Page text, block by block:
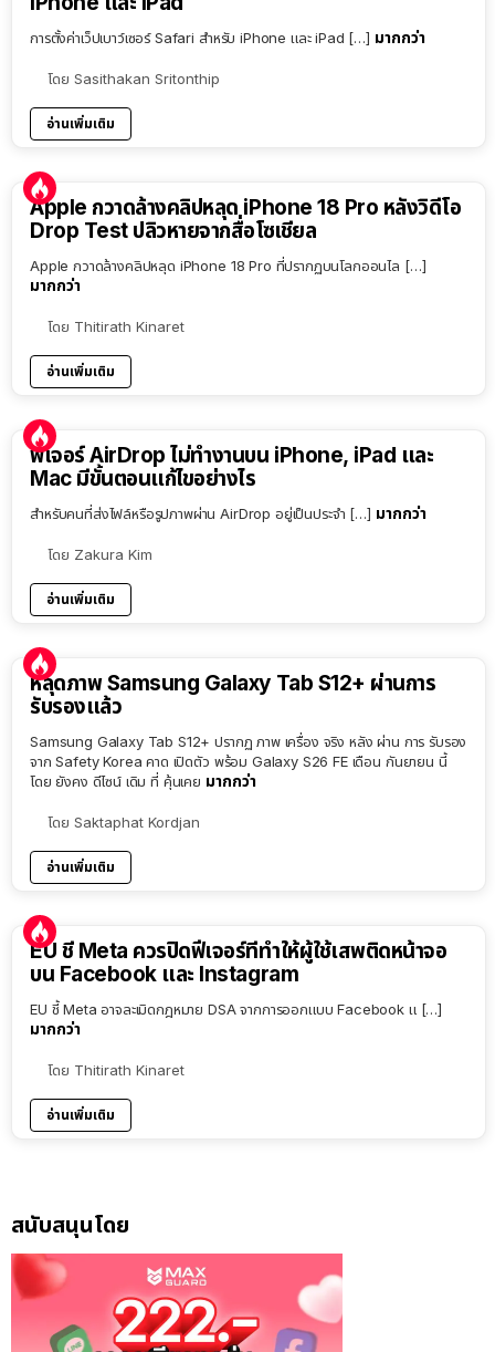
การตั้งค่าเว็ปเบาว์เซอร์ Safari สำหรับ iPhone และ iPad […] มากกว่า
โดย Sasithakan Sritonthip
อ่านเพิ่มเติม
Apple กวาดล้างคลิปหลุด iPhone 18 Pro หลังวิดีโอ
Drop Test ปลิวหายจากสื่อโซเชียล
Apple กวาดล้างคลิปหลุด iPhone 18 Pro ที่ปรากฏบนโลกออนไล […]
มากกว่า
โดย Thitirath Kinaret
อ่านเพิ่มเติม
ฟีเจอร์ AirDrop ไม่ทำงานบน iPhone, iPad และ
Mac มีขั้นตอนแก้ไขอย่างไร
สำหรับคนที่ส่งไฟล์หรือรูปภาพผ่าน AirDrop อยู่เป็นประจำ […] มากกว่า
โดย Zakura Kim
อ่านเพิ่มเติม
หลุดภาพ Samsung Galaxy Tab S12+ ผ่านการ
รับรองแล้ว
Samsung Galaxy Tab S12+ ปรากฏ ภาพ เครื่อง จริง หลัง ผ่าน การ รับรอง
จาก Safety Korea คาด เปิดตัว พร้อม Galaxy S26 FE เดือน กันยายน นี้
โดย ยังคง ดีไซน์ เดิม ที่ คุ้นเคย มากกว่า
โดย Saktaphat Kordjan
อ่านเพิ่มเติม
EU ชี้ Meta ควรปิดฟีเจอร์ที่ทำให้ผู้ใช้เสพติดหน้าจอ
บน Facebook และ Instagram
EU ชี้ Meta อาจละเมิดกฎหมาย DSA จากการออกแบบ Facebook แ […]
มากกว่า
โดย Thitirath Kinaret
อ่านเพิ่มเติม
สนับสนุนโดย